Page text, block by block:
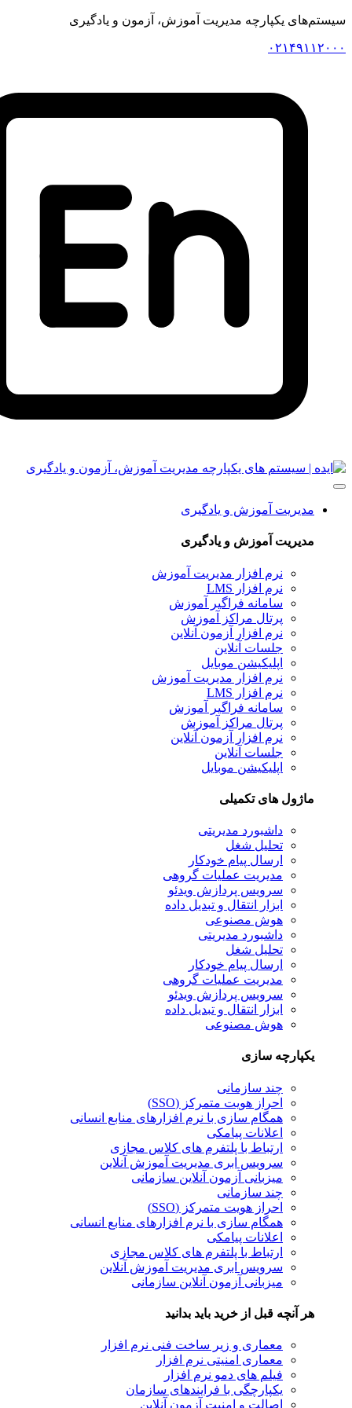
یکپارچه مدیریت آموزش، آزمون و یادگیری
آموزش و یادگیری
آموزش و یادگیری
نرم‌ افزار مدیریت آموزش
نرم افزار LMS
سامانه فراگیر آموزش
پرتال مراکز آموزش
نرم افزار آزمون آنلاین
جلسات آنلاین
اپلیکیشن موبایل
نرم‌ افزار مدیریت آموزش
نرم افزار LMS
سامانه فراگیر آموزش
پرتال مراکز آموزش
نرم افزار آزمون آنلاین
جلسات آنلاین
اپلیکیشن موبایل
های تکمیلی
داشبورد مدیریتی
تحلیل شغل
ارسال پیام خودکار
مدیریت عملیات گروهی
سرویس پردازش ویدئو
ابزار انتقال و تبدیل داده
هوش مصنوعی
داشبورد مدیریتی
تحلیل شغل
ارسال پیام خودکار
مدیریت عملیات گروهی
سرویس پردازش ویدئو
ابزار انتقال و تبدیل داده
هوش مصنوعی
سازی
چند سازمانی
احراز هویت متمرکز (SSO)
همگام سازی با نرم افزارهای منابع انسانی
اعلانات پیامکی
ارتباط با پلتفرم های کلاس مجازی
سرویس ابری مدیریت آموزش آنلاین
میزبانی آزمون آنلاین سازمانی
چند سازمانی
احراز هویت متمرکز (SSO)
همگام سازی با نرم افزارهای منابع انسانی
اعلانات پیامکی
ارتباط با پلتفرم های کلاس مجازی
سرویس ابری مدیریت آموزش آنلاین
میزبانی آزمون آنلاین سازمانی
قبل از خرید باید بدانید
معماری و زیر ساخت فنی نرم افزار
معماری امنیتی نرم افزار
فیلم های دمو نرم افزار
یکپارچگی با فرایندهای سازمان
اصالت و امنیت آزمون آنلاین